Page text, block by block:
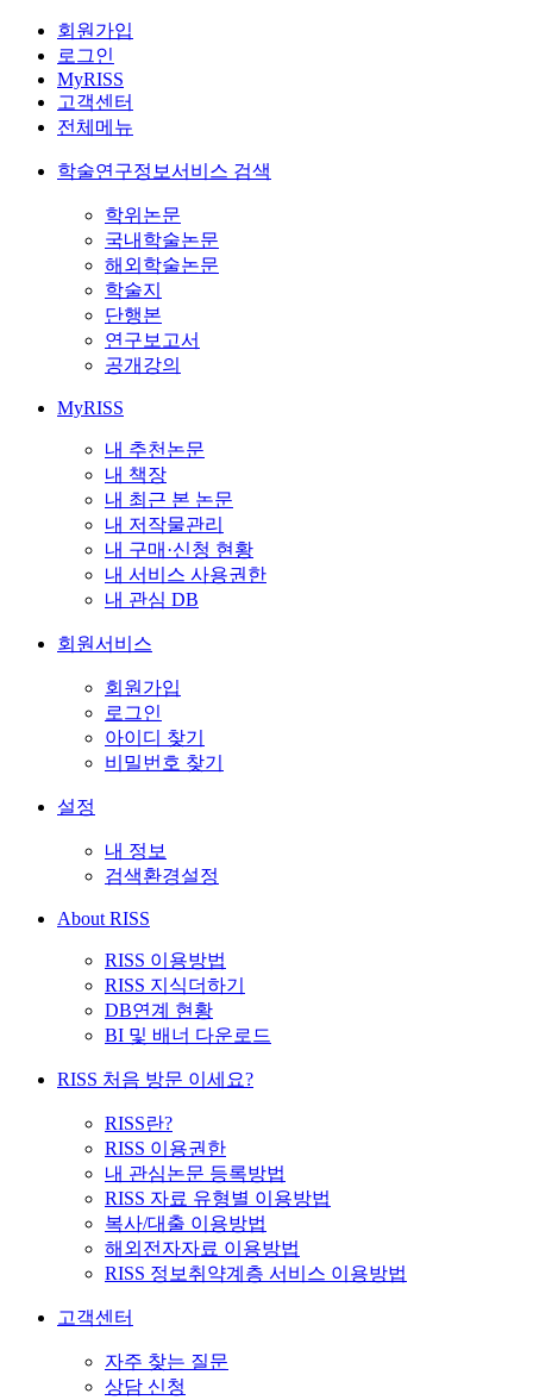
회원가입
로그인
MyRISS
고객센터
전체메뉴
학술연구정보서비스 검색
학위논문
국내학술논문
해외학술논문
학술지
단행본
연구보고서
공개강의
MyRISS
내 추천논문
내 책장
내 최근 본 논문
내 저작물관리
내 구매·신청 현황
내 서비스 사용권한
내 관심 DB
회원서비스
회원가입
로그인
아이디 찾기
비밀번호 찾기
설정
내 정보
검색환경설정
About RISS
RISS 이용방법
RISS 지식더하기
DB연계 현황
BI 및 배너 다운로드
RISS 처음 방문 이세요?
RISS란?
RISS 이용권한
내 관심논문 등록방법
RISS 자료 유형별 이용방법
복사/대출 이용방법
해외전자자료 이용방법
RISS 정보취약계층 서비스 이용방법
고객센터
자주 찾는 질문
상담 신청